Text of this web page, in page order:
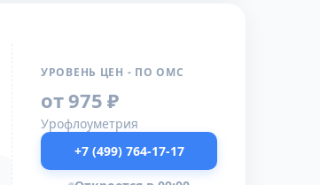
УРОВЕНЬ ЦЕН - ПО ОМС
от 975 ₽
Урофлоуметрия
+7 (499) 764-17-17